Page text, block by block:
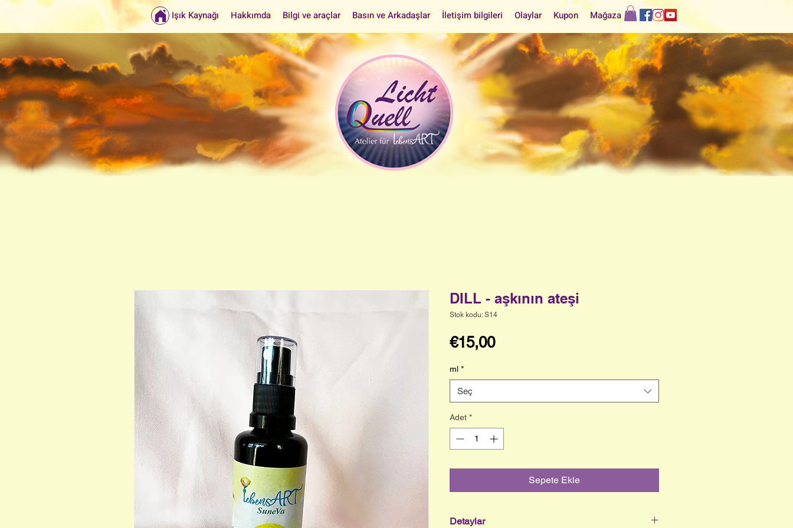
Işık Kaynağı Hakkımda Bilgi ve araçlar Basın ve Arkadaşlar İletişim bilgileri Olaylar Kupon Mağaza
DILL - aşkının ateşi
Stok kodu: S14
€15,00Fiyat
ml *
Seç
Adet *
Sepete Ekle
Detaylar